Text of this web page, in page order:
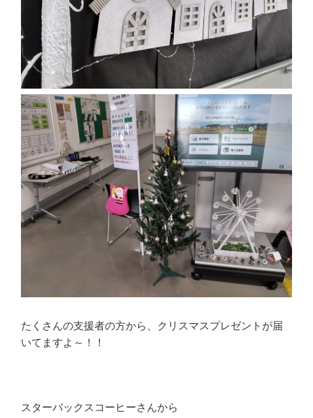
たくさんの支援者の方から、クリスマスプレゼントが届
いてますよ～！！
スターバックスコーヒーさんから